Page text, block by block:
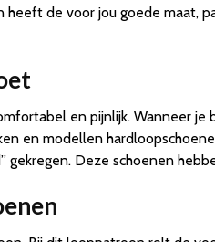
heeft de voor jou goede maat,
en pijnlijk. Wanneer
en modellen
gekregen. Deze schoenen